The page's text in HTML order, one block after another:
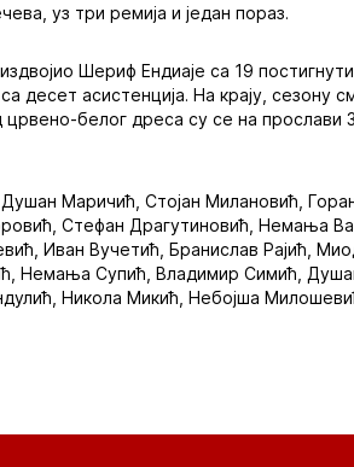
уз три ремија и један пораз.
Шериф Ендиаје са 19
десет асистенција. На крају, сезону
белог дреса су се на прослави
Маричић, Стојан Милановић,
Стефан Драгутиновић, Немања
Иван Вучетић, Бранислав Рајић,
Немања Супић, Владимир Симић,
Никола Микић, Небојша